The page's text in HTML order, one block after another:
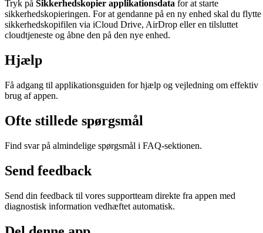
Tryk på Sikkerhedskopier applikationsdata for at starte
sikkerhedskopieringen. For at gendanne på en ny enhed skal du flytte
sikkerhedskopifilen via iCloud Drive, AirDrop eller en tilsluttet
cloudtjeneste og åbne den på den nye enhed.
Hjælp
Få adgang til applikationsguiden for hjælp og vejledning om effektiv
brug af appen.
Ofte stillede spørgsmål
Find svar på almindelige spørgsmål i FAQ-sektionen.
Send feedback
Send din feedback til vores supportteam direkte fra appen med
diagnostisk information vedhæftet automatisk.